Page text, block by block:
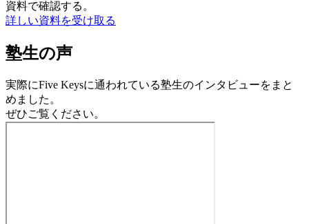
資料で確認する。
詳しい資料を受け取る
塾生の声
実際にFive Keysに通われている塾生のインタビューをまと
めました。
ぜひご覧ください。